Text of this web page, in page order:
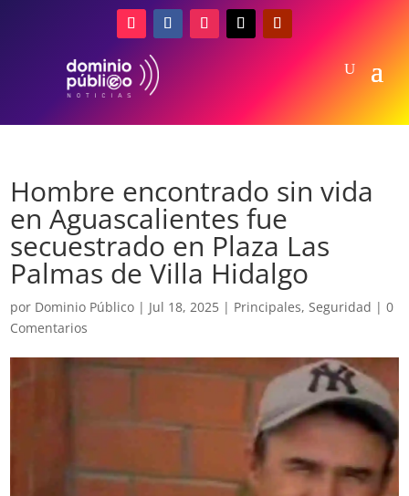
Hombre encontrado sin vida
en Aguascalientes fue
secuestrado en Plaza Las
Palmas de Villa Hidalgo
por Dominio Público | Jul 18, 2025 | Principales,Seguridad |0
Comentarios